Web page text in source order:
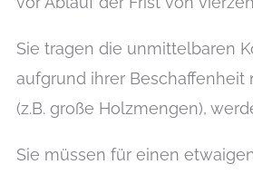
Sie tragen die unmittelbaren
aufgrund ihrer
(z.B. große Holzmengen),
Sie müssen für einen